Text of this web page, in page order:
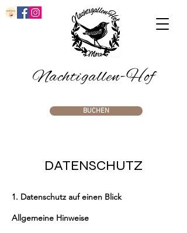
Nachtigallen-Hof
BUCHEN
DATENSCHUTZ
1. Datenschutz auf einen Blick
Allgemeine Hinweise